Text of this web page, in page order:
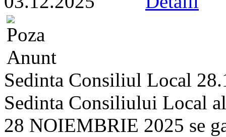
Sedinta Consiliul Local
Sedinta Consiliului Local
28 NOIEMBRIE 2025 se